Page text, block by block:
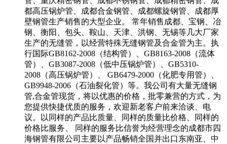
都高压锅炉管、成都合金钢管、成都螺旋钢管、成都厚
壁钢管生产销售的大型企业。 常年销售成都、宝钢、冶
钢、衡阳、包头、鞍山、天津、洪钢、无锡等几大厂家
生产的无缝管，以经营特殊无缝钢管及合金管为主。执
行国际GB8162-2008（结构管）、GB8163-2008（流体
管）、GB3087-2008（低中压锅炉管）、GB5310-
2008（高压锅炉管）、 GB6479-2000（化肥专用管）、
GB9948-2006（石油裂化管）等。我公司有大量无缝钢
管,合金管现货，将以优惠的价格，批零兼营的方式，为
您提供快捷优质的服务，欢迎新老客户前来洽谈、电
议。以同样的产品比质量、同样的质量比价格、同样的
价格比服务、 同样的服务比信誉为经营理念的成都市四
海钢管有限公司主要以产品畅销全国并出口东南亚、中